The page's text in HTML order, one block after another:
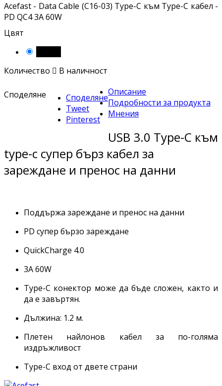
Acefast - Data Cable (C16-03) Type-C към Type-C кабел -
PD QC4 3A 60W
Цвят
Количество  В наличност
Споделяне
Споделяне
Tweet
Pinterest
Описание
Подробности за продукта
Мнения
USB 3.0 Type-C към
type-c супер бърз кабел за
зареждане и пренос на данни
Поддържа зареждане и пренос на данни
PD супер бързо зареждане
QuickCharge 4.0
3A 60W
Type-C конектор може да бъде сложен, както и
да е завъртян.
Дължина: 1.2 м.
Плетен найлонов кабел за по-голяма
издръжливост
Type-C вход от двете страни